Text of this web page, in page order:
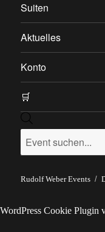
Suiten
Aktuelles
Konto
🛒
search
Rudolf Weber Events
WordPress Cookie Plugin